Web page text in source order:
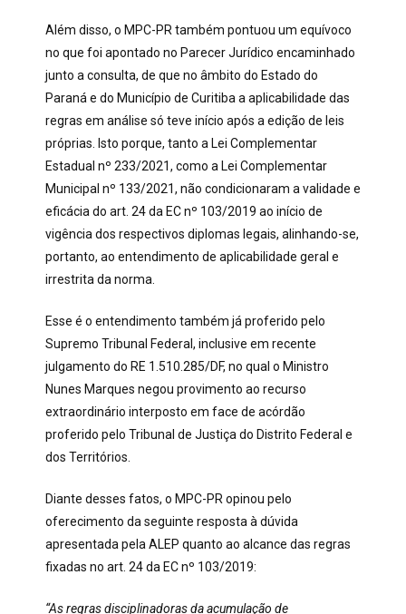
Além disso, o MPC-PR também pontuou um equívoco
no que foi apontado no Parecer Jurídico encaminhado
junto a consulta, de que no âmbito do Estado do
Paraná e do Município de Curitiba a aplicabilidade das
regras em análise só teve início após a edição de leis
próprias. Isto porque, tanto a Lei Complementar
Estadual nº 233/2021, como a Lei Complementar
Municipal nº 133/2021, não condicionaram a validade e
eficácia do art. 24 da EC nº 103/2019 ao início de
vigência dos respectivos diplomas legais, alinhando-se,
portanto, ao entendimento de aplicabilidade geral e
irrestrita da norma.
Esse é o entendimento também já proferido pelo
Supremo Tribunal Federal, inclusive em recente
julgamento do RE 1.510.285/DF, no qual o Ministro
Nunes Marques negou provimento ao recurso
extraordinário interposto em face de acórdão
proferido pelo Tribunal de Justiça do Distrito Federal e
dos Territórios.
Diante desses fatos, o MPC-PR opinou pelo
oferecimento da seguinte resposta à dúvida
apresentada pela ALEP quanto ao alcance das regras
fixadas no art. 24 da EC nº 103/2019:
“As regras disciplinadoras da acumulação de